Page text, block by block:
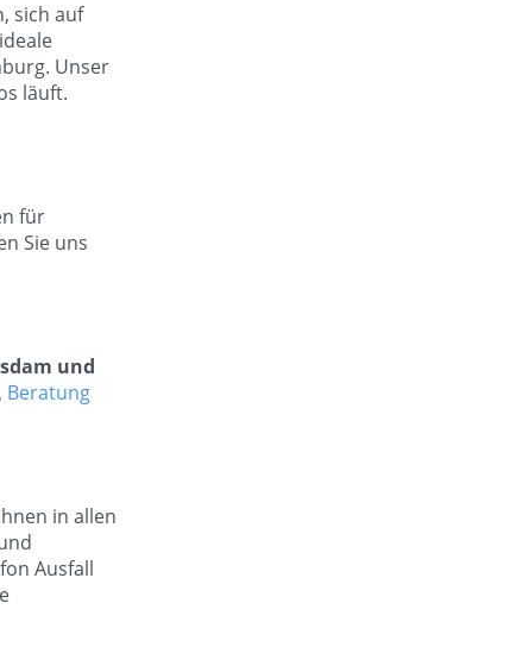
sich auf
Unser
läuft.
für
Sie uns
und
Beratung
in allen
Ausfall